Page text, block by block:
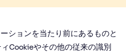
ションを当たり前にあるものと
Cookieやその他の従来の識別